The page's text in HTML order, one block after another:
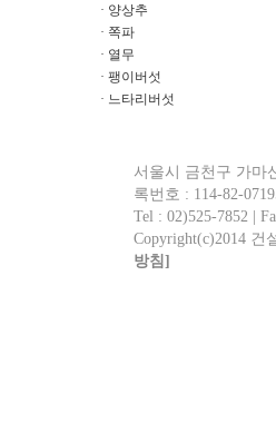
· 양상추
· 쪽파
· 열무
· 팽이버섯
· 느타리버섯
서울시 금천구 가마
록번호 : 114-82-
Tel : 02)525-7852 |
Copyright(c)2014 건
방침]